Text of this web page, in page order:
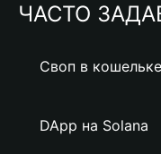
ЧАСТО
Своп в
DApp на Solana